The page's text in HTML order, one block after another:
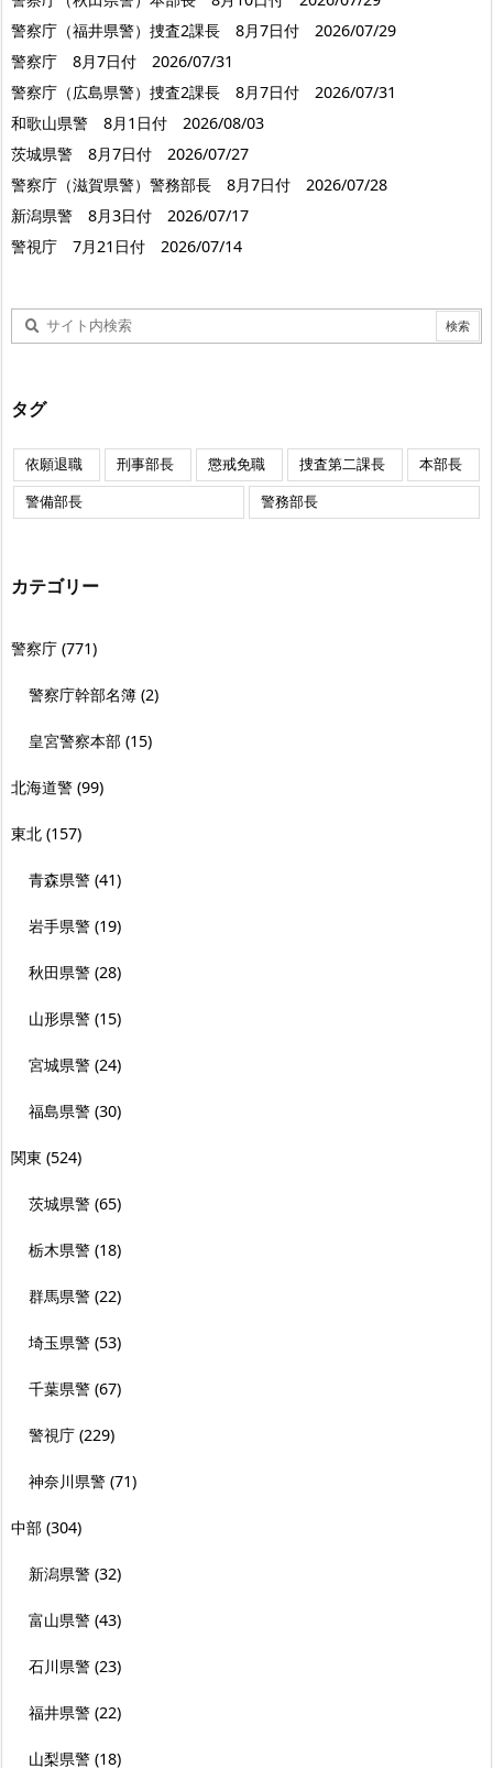
警察庁（福井県警）捜査2課長 8月7日付 2026/07/29
警察庁 8月7日付 2026/07/31
警察庁（広島県警）捜査2課長 8月7日付 2026/07/31
和歌山県警 8月1日付 2026/08/03
茨城県警 8月7日付 2026/07/27
警察庁（滋賀県警）警務部長 8月7日付 2026/07/28
新潟県警 8月3日付 2026/07/17
警視庁 7月21日付 2026/07/14
タグ
依願退職 刑事部長 懲戒免職 捜査第二課長
本部長
警備部長
警務部長
カテゴリー
警察庁 (771)
警察庁幹部名簿 (2)
皇宮警察本部 (15)
北海道警 (99)
東北 (157)
青森県警 (41)
岩手県警 (19)
秋田県警 (28)
山形県警 (15)
宮城県警 (24)
福島県警 (30)
関東 (524)
茨城県警 (65)
栃木県警 (18)
群馬県警 (22)
埼玉県警 (53)
千葉県警 (67)
警視庁 (229)
神奈川県警 (71)
中部 (304)
新潟県警 (32)
富山県警 (43)
石川県警 (23)
福井県警 (22)
山梨県警 (18)